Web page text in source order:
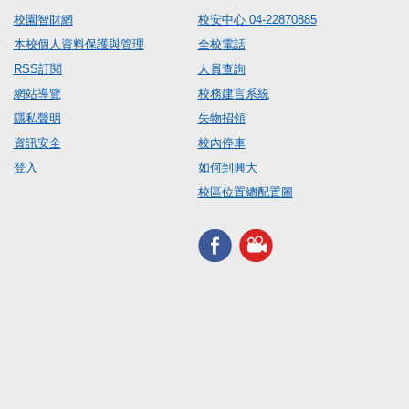
校園智財網
本校個人資料保護與管理
RSS訂閱
網站導覽
隱私聲明
資訊安全
登入
校安中心 04-22870885
全校電話
人員查詢
校務建言系統
失物招領
校內停車
如何到興大
校區位置總配置圖